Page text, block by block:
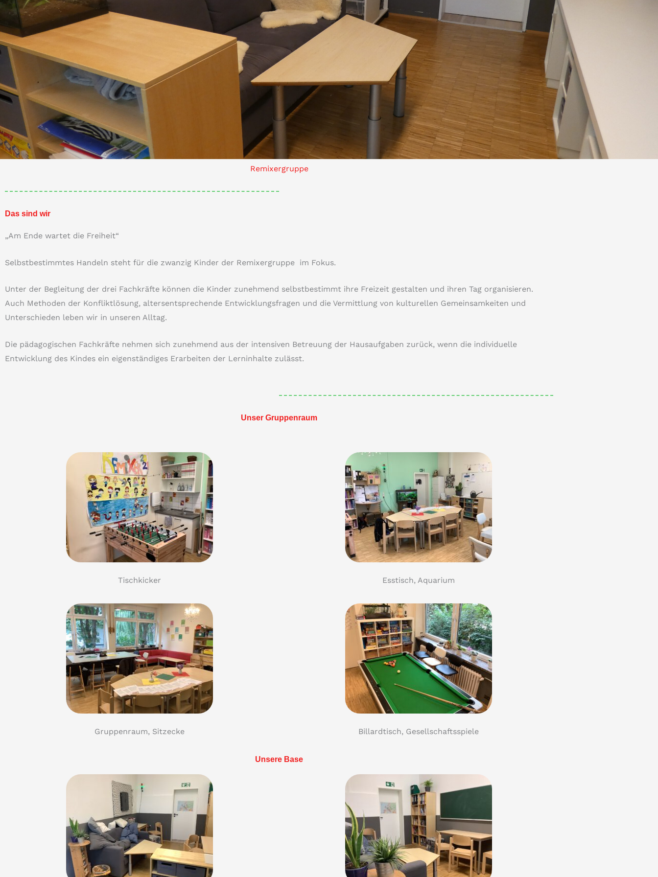
Remixergruppe
Das sind wir
„Am Ende wartet die Freiheit“
Selbstbestimmtes Handeln steht für die zwanzig Kinder der Remixergruppe im Fokus.
Unter der Begleitung der drei Fachkräfte können die Kinder zunehmend selbstbestimmt ihre Freizeit gestalten und ihren Tag organisieren.
Auch Methoden der Konfliktlösung, altersentsprechende Entwicklungsfragen und die Vermittlung von kulturellen Gemeinsamkeiten und
Unterschieden leben wir in unseren Alltag.
Die pädagogischen Fachkräfte nehmen sich zunehmend aus der intensiven Betreuung der Hausaufgaben zurück, wenn die individuelle
Entwicklung des Kindes ein eigenständiges Erarbeiten der Lerninhalte zulässt.
Unser Gruppenraum
Tischkicker Esstisch, Aquarium
Gruppenraum, Sitzecke Billardtisch, Gesellschaftsspiele
Unsere Base